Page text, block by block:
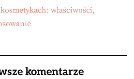
właściwości,
komentarze